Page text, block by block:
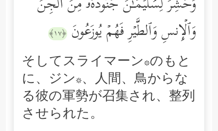
وَحُشِرَ لِسُلَیۡمَـٰنَ جُنُودُهُۥ مِنَ ٱلۡجِنِّ
وَٱلۡإِنسِ وَٱلطَّیۡرِ فَهُمۡ یُوزَعُونَ ﴿١٧﴾
そしてスライマーン*のもと
に、ジン*、人間、鳥からな
る彼の軍勢が召集され、整列
させられた。